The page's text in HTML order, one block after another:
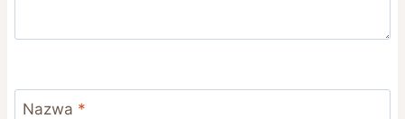
Nazwa *